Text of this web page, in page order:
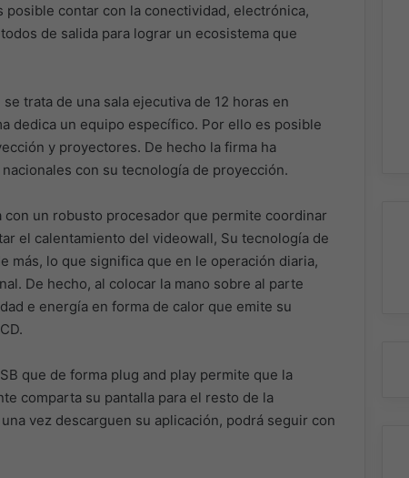
contar con la conectividad, electrónica,
de salida para lograr un ecosistema que
trata de una sala ejecutiva de 12 horas en
dedica un equipo específico. Por ello es posible
y proyectores. De hecho la firma ha
con su tecnología de proyección.
un robusto procesador que permite coordinar
el calentamiento del videowall, Su tecnología de
más, lo que significa que en le operación diaria,
De hecho, al colocar la mano sobre al parte
e energía en forma de calor que emite su
que de forma plug and play permite que la
comparta su pantalla para el resto de la
vez descarguen su aplicación, podrá seguir con